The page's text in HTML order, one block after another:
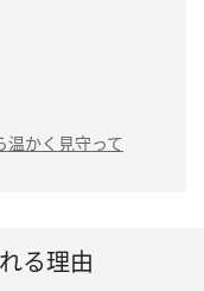
温かく見守って
る理由